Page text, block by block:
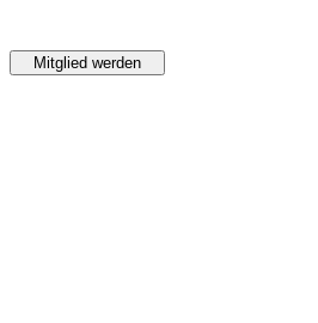
dieses
Feld
lasse
dieses